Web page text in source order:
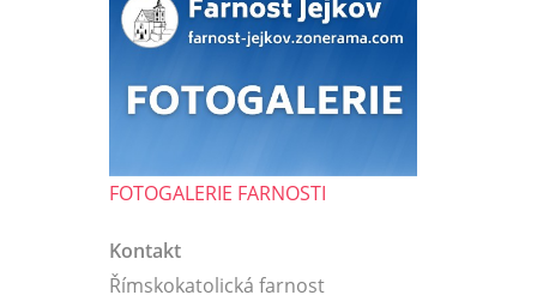
FOTOGALERIE FARNOSTI
Kontakt
Římskokatolická farnost